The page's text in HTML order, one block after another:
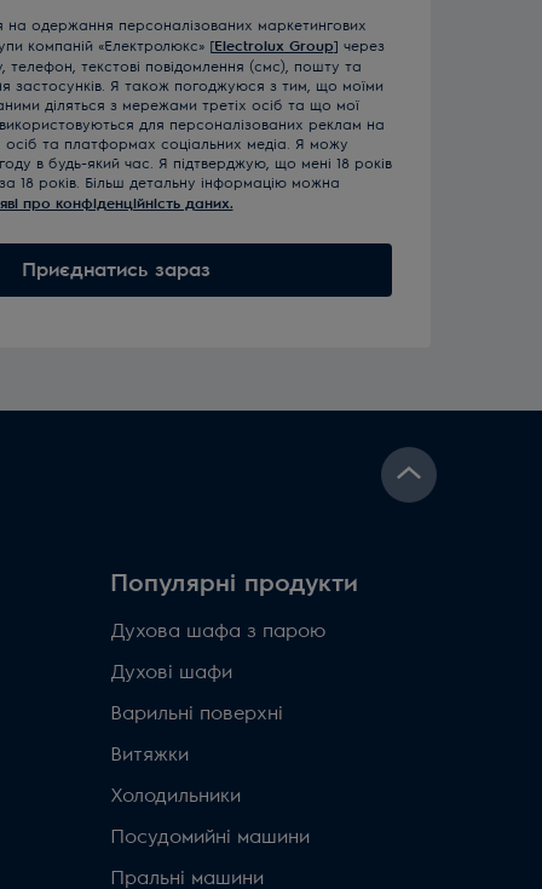
на одержання персоналізованих маркетингових
компаній «Електролюкс» [Electrolux Group] через
телефон, текстові повідомлення (смс), пошту та
застосунків. Я також погоджуюся з тим, що моїми
діляться з мережами третіх осіб та що мої
для персоналізованих реклам на
осіб та платформах соціальних медіа. Я можу
в будь-який час. Я підтверджую, що мені 18 років
18 років. Більш детальну інформацію можна
про конфіденційність даних.
Приєднатись зараз
Популярні продукти
Духова шафа з парою
Духові шафи
Варильні поверхні
Витяжки
Холодильники
Посудомийні машини
Пральні машини